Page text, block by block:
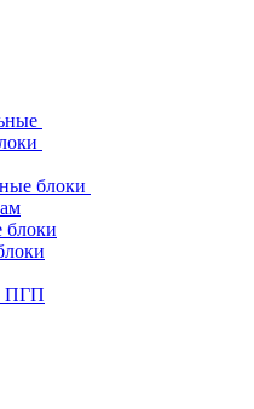
блоки
блоки
ПГП